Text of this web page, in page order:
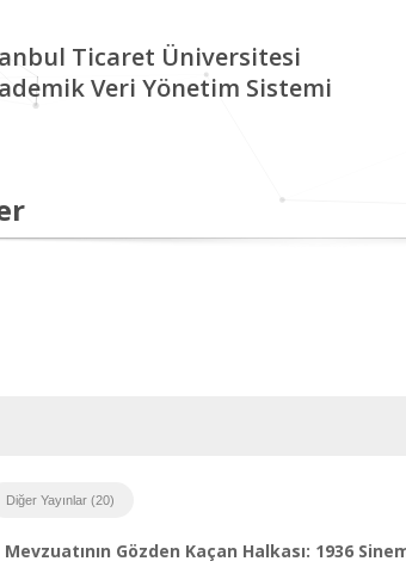
Ticaret Üniversitesi
Veri Yönetim Sistemi
Diğer Yayınlar (20)
Gözden Kaçan Halkası: 1936